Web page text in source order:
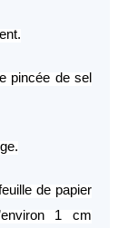
pincée de sel
de papier
1 cm